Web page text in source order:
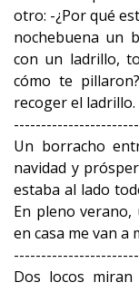
otro: -¿Por qué
nochebuena un
con un ladrillo,
cómo te
recoger el ladrillo.
Un borracho
navidad y
estaba al lado
En pleno verano,
en casa me van a
Dos locos